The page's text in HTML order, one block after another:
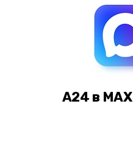
А24 в MAX